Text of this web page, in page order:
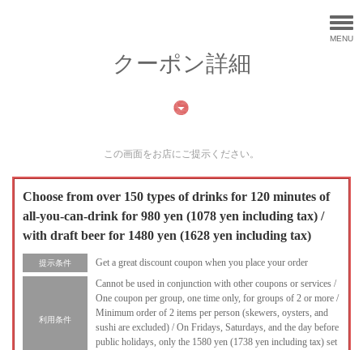
MENU
クーポン詳細
この画面をお店にご提示ください。
Choose from over 150 types of drinks for 120 minutes of
all-you-can-drink for 980 yen (1078 yen including tax) /
with draft beer for 1480 yen (1628 yen including tax)
提示条件 Get a great discount coupon when you place your order
利用条件
Cannot be used in conjunction with other coupons or services /
One coupon per group, one time only, for groups of 2 or more /
Minimum order of 2 items per person (skewers, oysters, and
sushi are excluded) / On Fridays, Saturdays, and the day before
public holidays, only the 1580 yen (1738 yen including tax) set